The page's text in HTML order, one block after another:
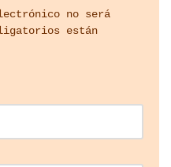
no será
están